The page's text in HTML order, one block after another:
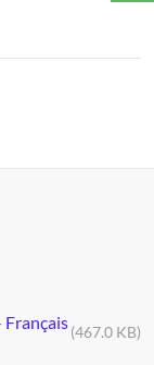
Français(467.0 KB)